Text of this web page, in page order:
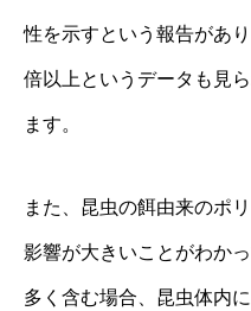
性を示すという報告があ
倍以上というデータも見
ます。
また、昆虫の餌由来のポ
影響が大きいことがわか
多く含む場合、昆虫体内